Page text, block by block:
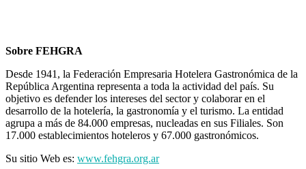
Sobre FEHGRA
Desde 1941, la Federación Empresaria Hotelera Gastronómica de la
República Argentina representa a toda la actividad del país. Su
objetivo es defender los intereses del sector y colaborar en el
desarrollo de la hotelería, la gastronomía y el turismo. La entidad
agrupa a más de 84.000 empresas, nucleadas en sus Filiales. Son
17.000 establecimientos hoteleros y 67.000 gastronómicos.
Su sitio Web es: www.fehgra.org.ar